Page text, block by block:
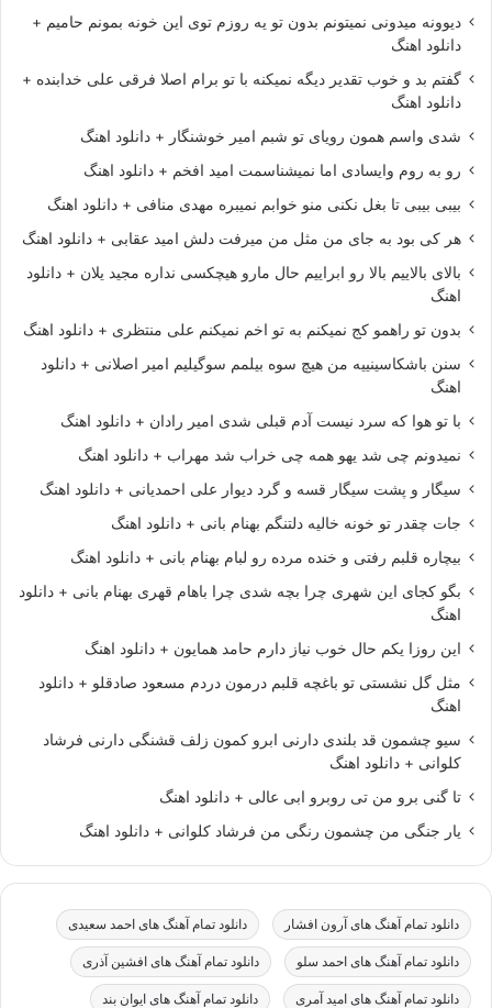
دیوونه میدونی نمیتونم بدون تو یه روزم توی این خونه بمونم حامیم +
دانلود اهنگ
گفتم بد و خوب تقدیر دیگه نمیکنه با تو برام اصلا فرقی علی خدابنده +
دانلود اهنگ
شدی واسم همون رویای تو شبم امیر خوشنگار + دانلود اهنگ
رو به روم وایسادی اما نمیشناسمت امید افخم + دانلود اهنگ
بیبی بیبی تا بغل نکنی منو خوابم نمیبره مهدی منافی + دانلود اهنگ
هر کی بود به جای من مثل من میرفت دلش امید عقابی + دانلود اهنگ
بالای بالاییم بالا رو ابراییم حال مارو هیچکسی نداره مجید یلان + دانلود
اهنگ
بدون تو راهمو کج نمیکنم به تو اخم نمیکنم علی منتظری + دانلود اهنگ
سنن باشکاسینییه من هیچ سوه بیلمم سوگیلیم امیر اصلانی + دانلود
اهنگ
با تو هوا که سرد نیست آدم قبلی شدی امیر رادان + دانلود اهنگ
نمیدونم چی شد یهو همه چی خراب شد مهراب + دانلود اهنگ
سیگار و پشت سیگار قسه و گرد دیوار علی احمدیانی + دانلود اهنگ
جات چقدر تو خونه خالیه دلتنگم بهنام بانی + دانلود اهنگ
بیچاره قلبم رفتی و خنده مرده رو لبام بهنام بانی + دانلود اهنگ
بگو کجای این شهری چرا بچه شدی چرا باهام قهری بهنام بانی + دانلود
اهنگ
این روزا یکم حال خوب نیاز دارم حامد همایون + دانلود اهنگ
مثل گل نشستی تو باغچه قلبم درمون دردم مسعود صادقلو + دانلود
اهنگ
سیو چشمون قد بلندی دارنی ابرو کمون زلف قشنگی دارنی فرشاد
کلوانی + دانلود اهنگ
تا گنی برو من تی روبرو ابی عالی + دانلود اهنگ
یار جنگی من چشمون رنگی من فرشاد کلوانی + دانلود اهنگ
دانلود تمام آهنگ های آرون افشار دانلود تمام آهنگ های احمد سعیدی
دانلود تمام آهنگ های احمد سلو دانلود تمام آهنگ های افشین آذری
دانلود تمام آهنگ های امید آمری دانلود تمام آهنگ های ایوان بند